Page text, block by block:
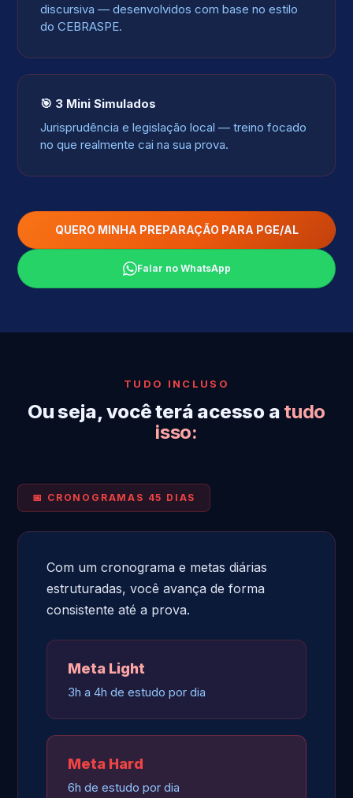
discursiva — desenvolvidos com base no estilo
do CEBRASPE.
🎯 3 Mini Simulados
Jurisprudência e legislação local — treino focado
no que realmente cai na sua prova.
QUERO MINHA PREPARAÇÃO PARA PGE/AL
Falar no WhatsApp
TUDO INCLUSO
Ou seja, você terá acesso a tudo
isso:
📅 CRONOGRAMAS 45 DIAS
Com um cronograma e metas diárias
estruturadas, você avança de forma
consistente até a prova.
Meta Light
3h a 4h de estudo por dia
Meta Hard
6h de estudo por dia